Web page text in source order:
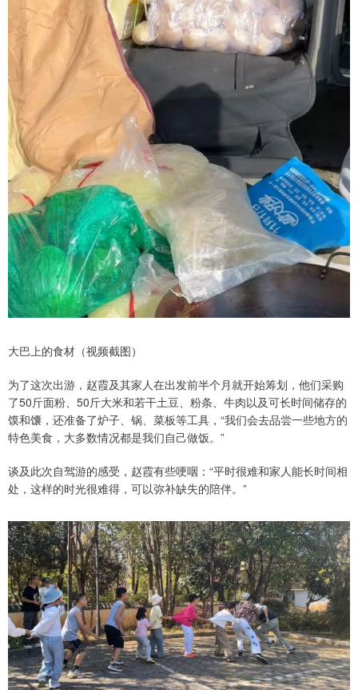
大巴上的食材（视频截图）
为了这次出游，赵霞及其家人在出发前半个月就开始筹划，他们采购
了50斤面粉、50斤大米和若干土豆、粉条、牛肉以及可长时间储存的
馍和馕，还准备了炉子、锅、菜板等工具，“我们会去品尝一些地方的
特色美食，大多数情况都是我们自己做饭。”
谈及此次自驾游的感受，赵霞有些哽咽：“平时很难和家人能长时间相
处，这样的时光很难得，可以弥补缺失的陪伴。”